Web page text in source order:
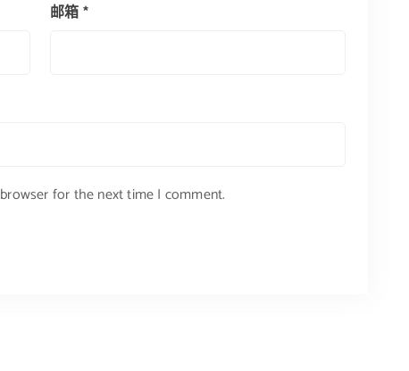
邮箱*
for the next time I comment.